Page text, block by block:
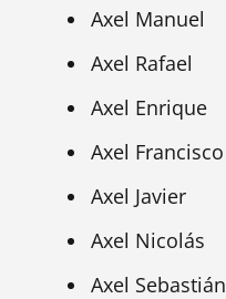
Axel Manuel
Axel Rafael
Axel Enrique
Axel Francisco
Axel Javier
Axel Nicolás
Axel Sebastián